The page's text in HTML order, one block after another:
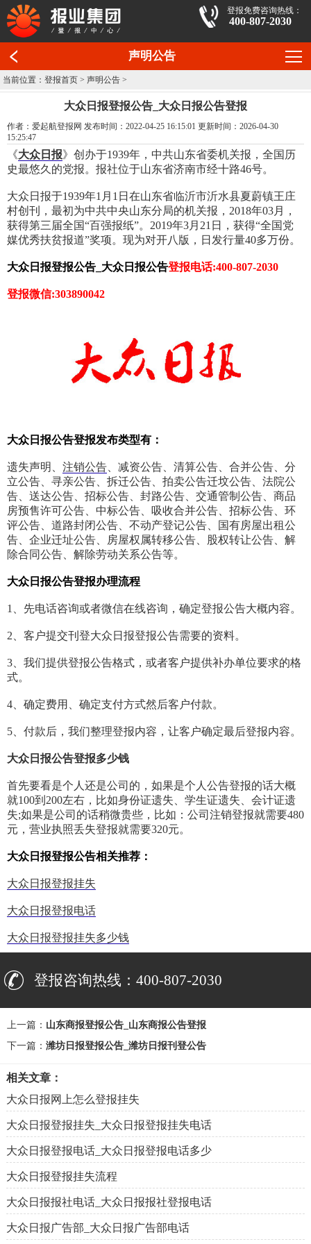
登报免费咨询热线：
400-807-2030
声明公告
当前位置：登报首页 >声明公告 >
大众日报登报公告_大众日报公告登报
作者：爱起航登报网 发布时间：2022-04-25 16:15:01 更新时间：2026-04-30
15:25:47
《大众日报》创办于1939年，中共山东省委机关报，全国历
史最悠久的党报。报社位于山东省济南市经十路46号。
大众日报于1939年1月1日在山东省临沂市沂水县夏蔚镇王庄
村创刊，最初为中共中央山东分局的机关报，2018年03月，
获得第三届全国“百强报纸”。2019年3月21日，获得“全国党
媒优秀扶贫报道”奖项。现为对开八版，日发行量40多万份。
大众日报登报公告_大众日报公告登报电话:400-807-2030
登报微信:303890042
大众日报公告登报发布类型有：
遗失声明、 注销公告、减资公告、清算公告、合并公告、分
立公告、寻亲公告、拆迁公告、拍卖公告迁坟公告、法院公
告、送达公告、招标公告、封路公告、交通管制公告、商品
房预售许可公告、中标公告、吸收合并公告、招标公告、环
评公告、道路封闭公告、不动产登记公告、国有房屋出租公
告、企业迁址公告、房屋权属转移公告、股权转让公告、解
除合同公告、解除劳动关系公告等。
大众日报公告登报办理流程
1、先电话咨询或者微信在线咨询，确定登报公告大概内容。
2、客户提交刊登大众日报登报公告需要的资料。
3、我们提供登报公告格式，或者客户提供补办单位要求的格
式。
4、确定费用、确定支付方式然后客户付款。
5、付款后，我们整理登报内容，让客户确定最后登报内容。
大众日报公告登报多少钱
首先要看是个人还是公司的，如果是个人公告登报的话大概
就100到200左右，比如身份证遗失、学生证遗失、会计证遗
失;如果是公司的话稍微贵些，比如：公司注销登报就需要480
元，营业执照丢失登报就需要320元。
大众日报登报公告相关推荐：
大众日报登报挂失
大众日报登报电话
大众日报登报挂失多少钱
登报咨询热线：400-807-2030
上一篇： 山东商报登报公告_山东商报公告登报
下一篇： 潍坊日报登报公告_潍坊日报刊登公告
相关文章：
大众日报网上怎么登报挂失
大众日报登报挂失_大众日报登报挂失电话
大众日报登报电话_大众日报登报电话多少
大众日报登报挂失流程
大众日报报社电话_大众日报报社登报电话
大众日报广告部_大众日报广告部电话